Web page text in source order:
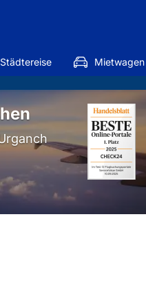
Städtereise Mietwagen